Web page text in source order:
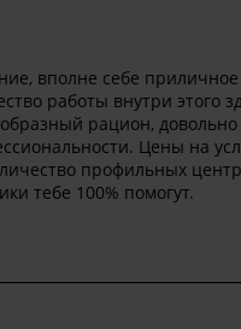
вполне себе
работы внутри этого
рацион,
Цены на
профильных
тебе 100% помогут.